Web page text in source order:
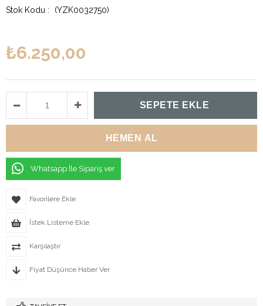
(YZK0032750)
₺6.250,00
Whatsapp İle Sipariş ver
Favorilere Ekle
İstek Listeme Ekle
Karşılaştır
Fiyat Düşünce Haber Ver